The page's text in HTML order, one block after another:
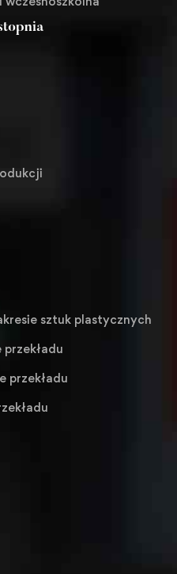
sztuk plastycznych
przekładu